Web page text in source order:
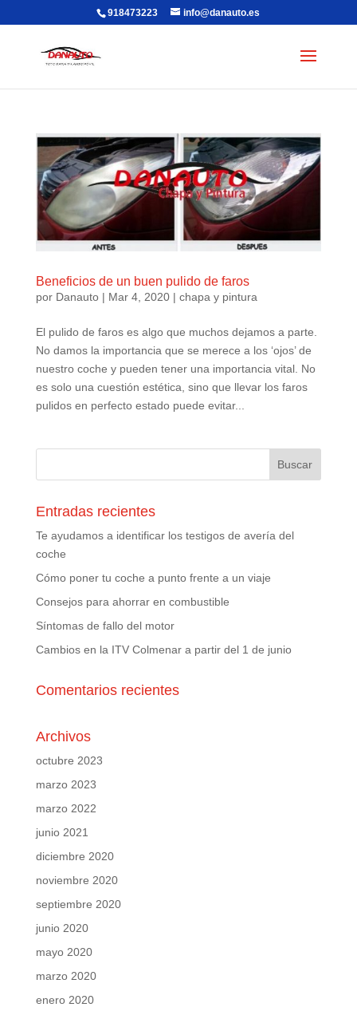
918473223 info@danauto.es
Beneficios de un buen pulido de faros
por Danauto| Mar 4, 2020| chapa y pintura
El pulido de faros es algo que muchos dejamos a parte.
No damos la importancia que se merece a los ‘ojos’ de
nuestro coche y pueden tener una importancia vital. No
es solo una cuestión estética, sino que llevar los faros
pulidos en perfecto estado puede evitar...
Entradas recientes
Te ayudamos a identificar los testigos de avería del
coche
Cómo poner tu coche a punto frente a un viaje
Consejos para ahorrar en combustible
Síntomas de fallo del motor
Cambios en la ITV Colmenar a partir del 1 de junio
Comentarios recientes
Archivos
octubre 2023
marzo 2023
marzo 2022
junio 2021
diciembre 2020
noviembre 2020
septiembre 2020
junio 2020
mayo 2020
marzo 2020
enero 2020